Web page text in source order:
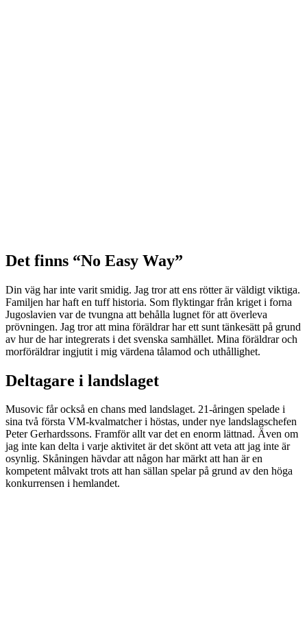
Det finns “No Easy Way”
Din väg har inte varit smidig. Jag tror att ens rötter är väldigt viktiga.
Familjen har haft en tuff historia. Som flyktingar från kriget i forna
Jugoslavien var de tvungna att behålla lugnet för att överleva
prövningen. Jag tror att mina föräldrar har ett sunt tänkesätt på grund
av hur de har integrerats i det svenska samhället. Mina föräldrar och
morföräldrar ingjutit i mig värdena tålamod och uthållighet.
Deltagare i landslaget
Musovic får också en chans med landslaget. 21-åringen spelade i
sina två första VM-kvalmatcher i höstas, under nye landslagschefen
Peter Gerhardssons. Framför allt var det en enorm lättnad. Även om
jag inte kan delta i varje aktivitet är det skönt att veta att jag inte är
osynlig. Skåningen hävdar att någon har märkt att han är en
kompetent målvakt trots att han sällan spelar på grund av den höga
konkurrensen i hemlandet.